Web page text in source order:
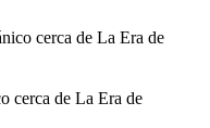
cerca de La Era de
cerca de La Era de